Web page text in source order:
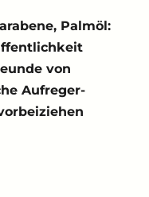
Palmöl:
von
Aufreger-